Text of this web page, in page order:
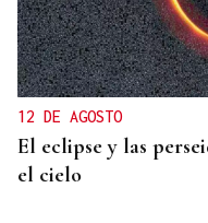
12 DE AGOSTO
El eclipse y las
el cielo